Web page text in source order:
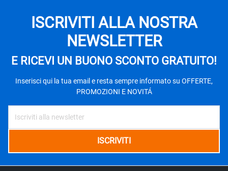
ISCRIVITI ALLA NOSTRA
NEWSLETTER
E RICEVI UN BUONO SCONTO GRATUITO!
Inserisci qui la tua email e resta sempre informato su OFFERTE,
PROMOZIONI E NOVITÁ